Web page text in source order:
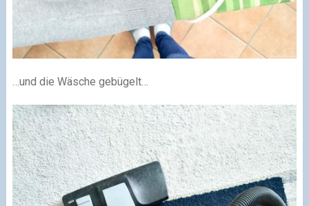
…und die Wäsche gebügelt…